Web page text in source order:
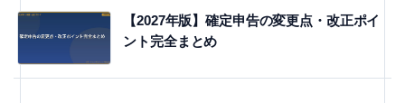
【2027年版】確定申告の変更点・改正ポイ
ント完全まとめ